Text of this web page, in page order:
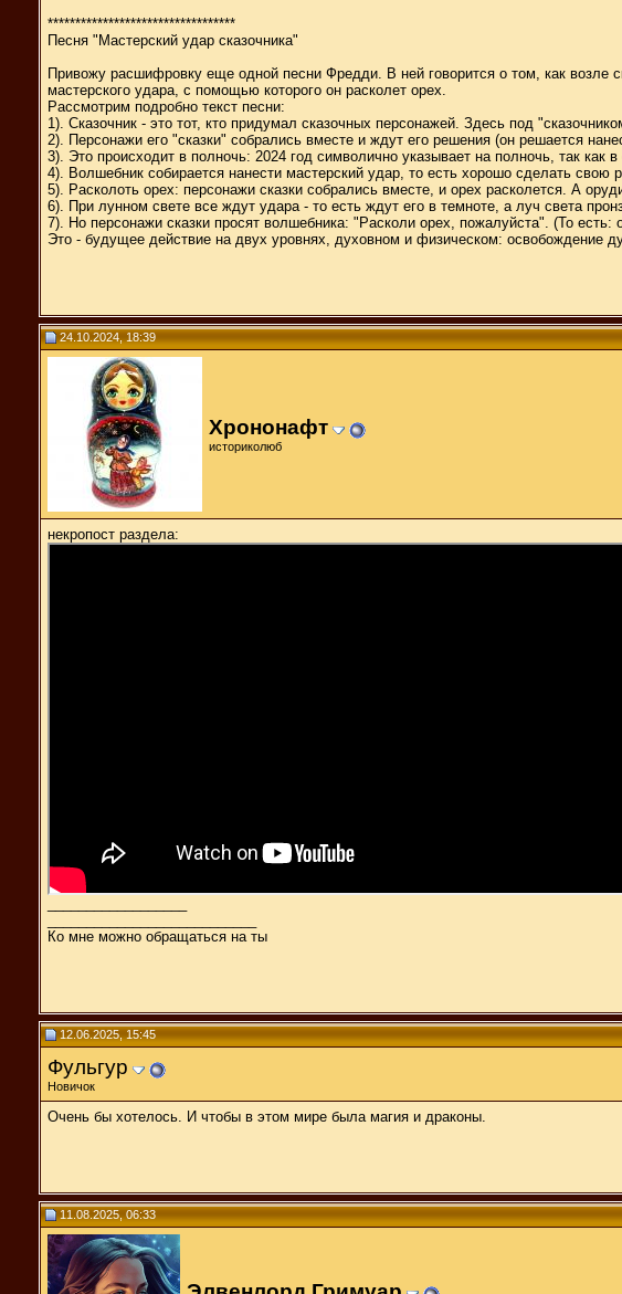
**********************************
Песня "Мастерский удар сказочника"
Привожу расшифровку еще одной песни Фредди. В ней говорится о том, как возле
мастерского удара, с помощью которого он расколет орех.
Рассмотрим подробно текст песни:
1). Сказочник - это тот, кто придумал сказочных персонажей. Здесь под
2). Персонажи его "сказки" собрались вместе и ждут его решения (он решается
3). Это происходит в полночь: 2024 год символично указывает на полночь, так как в
4). Волшебник собирается нанести мастерский удар, то есть хорошо сделать свою
5). Расколоть орех: персонажи сказки собрались вместе, и орех расколется. А
6). При лунном свете все ждут удара - то есть ждут его в темноте, а луч света
7). Но персонажи сказки просят волшебника: "Расколи орех, пожалуйста". (То
Это - будущее действие на двух уровнях, духовном и физическом: освобождение
24.10.2024, 18:39
Хрононафт
историколюб
некропост раздела:
Ко мне можно обращаться на ты
12.06.2025, 15:45
Фульгур
Новичок
Очень бы хотелось. И чтобы в этом мире была магия и драконы.
11.08.2025, 06:33